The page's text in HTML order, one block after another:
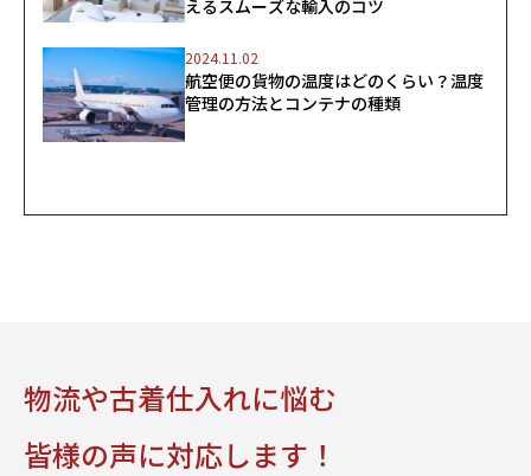
えるスムーズな輸入のコツ
2024.11.02
航空便の貨物の温度はどのくらい？温度
管理の方法とコンテナの種類
物流や古着仕入れに悩む
皆様の声に対応します！